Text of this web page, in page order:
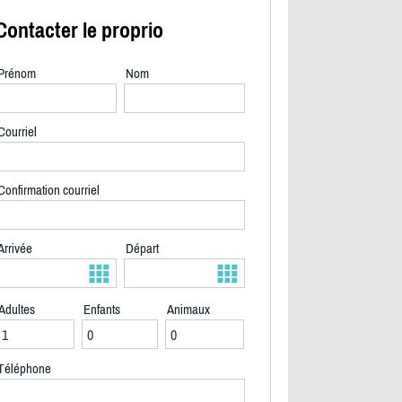
le proprio
Nom
courriel
Départ
Enfants Animaux